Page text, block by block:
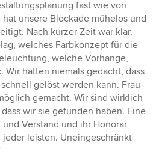
fast wie von
unsere Blockade mühelos und
Nach kurzer Zeit war klar,
welches Farbkonzept für die
welche Vorhänge,
Wir hätten niemals gedacht, dass
gelöst werden kann. Frau
gemacht. Wir sind wirklich
wir sie gefunden haben. Eine
Verstand und ihr Honorar
leisten. Uneingeschränkt